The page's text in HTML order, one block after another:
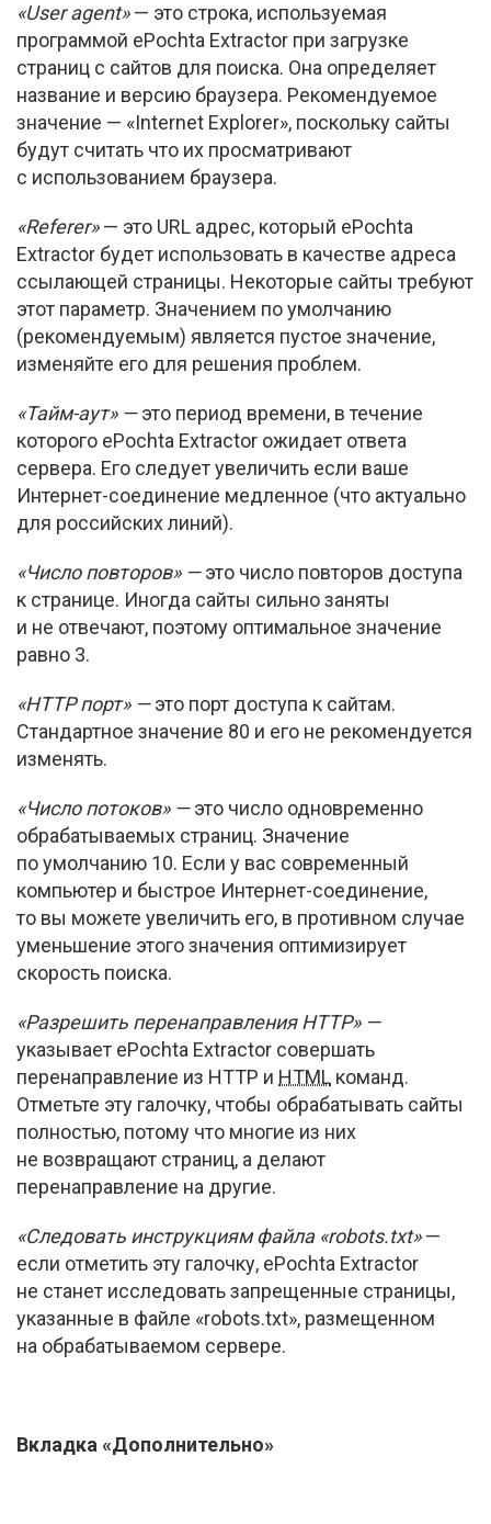
«User agent»— это строка, используемая
программой ePochta Extractor при загрузке
страниц с сайтов для поиска. Она определяет
название и версию браузера. Рекомендуемое
значение — «Internet Explorer», поскольку сайты
будут считать что их просматривают
с использованием браузера.
«Referer»— это URL адрес, который ePochta
Extractor будет использовать в качестве адреса
ссылающей страницы. Некоторые сайты требуют
этот параметр. Значением по умолчанию
(рекомендуемым) является пустое значение,
изменяйте его для решения проблем.
«Тайм-аут»—это период времени, в течение
которого ePochta Extractor ожидает ответа
сервера. Его следует увеличить если ваше
Интернет-соединение медленное (что актуально
для российских линий).
«Число повторов» —это число повторов доступа
к странице. Иногда сайты сильно заняты
и не отвечают, поэтому оптимальное значение
равно 3.
«HTTP порт» —это порт доступа к сайтам.
Стандартное значение 80 и его не рекомендуется
изменять.
«Число потоков» —это число одновременно
обрабатываемых страниц. Значение
по умолчанию 10. Если у вас современный
компьютер и быстрое Интернет-соединение,
то вы можете увеличить его, в противном случае
уменьшение этого значения оптимизирует
скорость поиска.
«Разрешить перенаправления HTTP» —
указывает ePochta Extractor совершать
перенаправление из HTTP и HTML команд.
Отметьте эту галочку, чтобы обрабатывать сайты
полностью, потому что многие из них
не возвращают страниц, а делают
перенаправление на другие.
«Следовать инструкциям файла «robots.txt»—
если отметить эту галочку, ePochta Extractor
не станет исследовать запрещенные страницы,
указанные в файле «robots.txt», размещенном
на обрабатываемом сервере.
Вкладка «Дополнительно»